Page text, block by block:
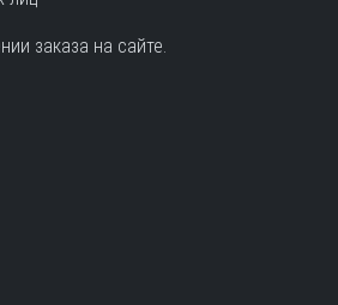
заказа на сайте.